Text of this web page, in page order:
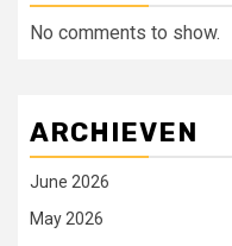
No comments to show.
ARCHIEVEN
June 2026
May 2026